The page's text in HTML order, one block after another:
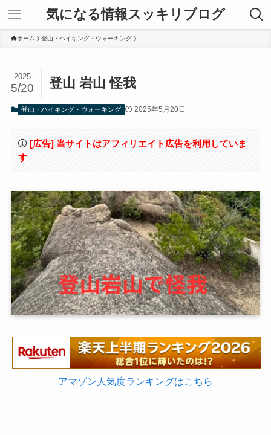
気になる情報スッキリブログ
ホーム 登山・ハイキング・ウォーキング
登山 岩山 怪我
2025
5/20
登山・ハイキング・ウォーキング 2025年5月20日
[広告] 当サイトはアフィリエイト広告を利用していま
す
アマゾン人気度ランキングはこちら